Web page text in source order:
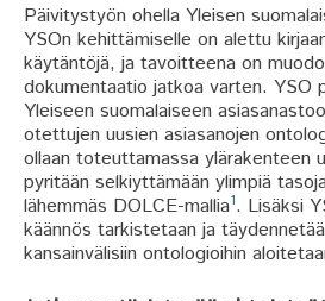
Päivitystyön ohella Yleisen
YSOn kehittämiselle on alettu
käytäntöjä, ja tavoitteena on
dokumentaatio jatkoa varten. YSO
Yleiseen suomalaiseen
otettujen uusien asiasanojen
ollaan toteuttamassa ylärakenteen
pyritään selkiyttämään ylimpiä
lähemmäs DOLCE-mallia1. Lisäksi
käännös tarkistetaan ja
kansainvälisiin ontologioihin